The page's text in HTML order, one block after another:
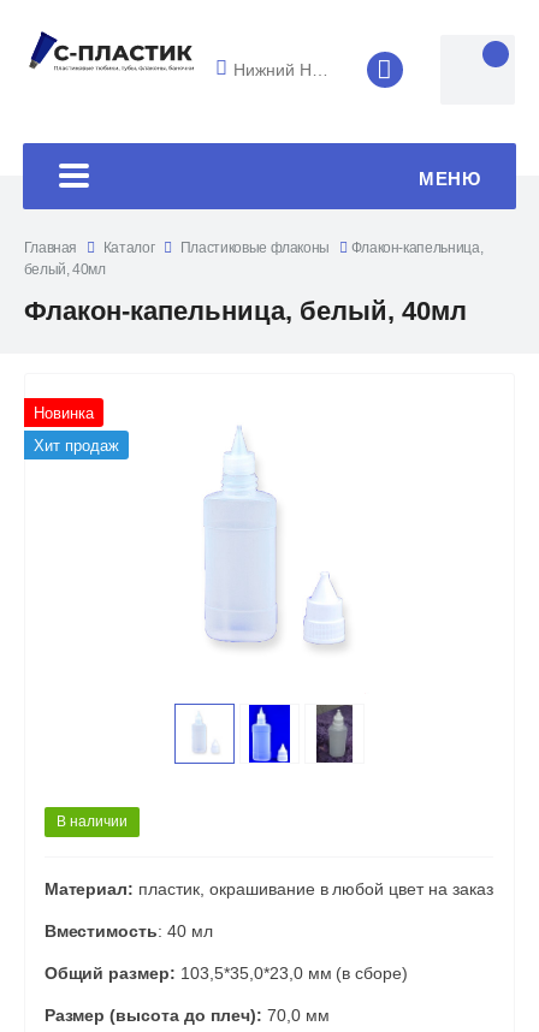
Нижний Новгород 8 (4852) 33-
МЕНЮ
Главная Каталог Пластиковые флаконы
Флакон-капельница,
белый, 40мл
Флакон-капельница, белый, 40мл
Новинка
Хит продаж
В наличии
Материал: пластик, окрашивание в любой цвет на заказ
Вместимость: 40 мл
Общий размер: 103,5*35,0*23,0 мм (в сборе)
Размер (высота до плеч): 70,0 мм